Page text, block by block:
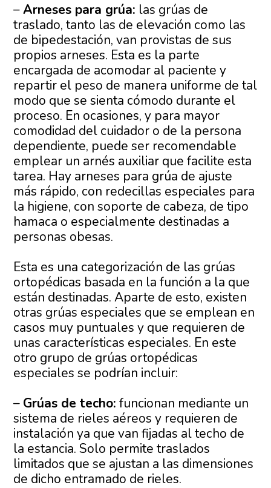
–Arneses para grúa: las grúas de
traslado, tanto las de elevación como las
de bipedestación, van provistas de sus
propios arneses. Esta es la parte
encargada de acomodar al paciente y
repartir el peso de manera uniforme de tal
modo que se sienta cómodo durante el
proceso. En ocasiones, y para mayor
comodidad del cuidador o de la persona
dependiente, puede ser recomendable
emplear un arnés auxiliar que facilite esta
tarea. Hay arneses para grúa de ajuste
más rápido, con redecillas especiales para
la higiene, con soporte de cabeza, de tipo
hamaca o especialmente destinadas a
personas obesas.
Esta es una categorización de las grúas
ortopédicas basada en la función a la que
están destinadas. Aparte de esto, existen
otras grúas especiales que se emplean en
casos muy puntuales y que requieren de
unas características especiales. En este
otro grupo de grúas ortopédicas
especiales se podrían incluir:
– Grúas de techo: funcionan mediante un
sistema de rieles aéreos y requieren de
instalación ya que van fijadas al techo de
la estancia. Solo permite traslados
limitados que se ajustan a las dimensiones
de dicho entramado de rieles.